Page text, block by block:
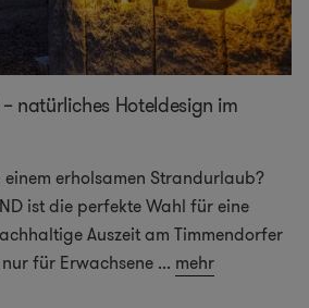
natürliches Hoteldesign im
einem erholsamen Strandurlaub?
ist die perfekte Wahl für eine
Auszeit am Timmendorfer
für Erwachsene ... mehr